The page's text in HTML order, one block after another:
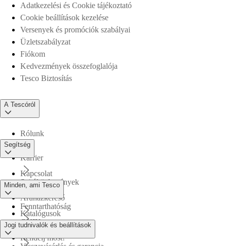
Adatkezelési és Cookie tájékoztató
Cookie beállítások kezelése
Versenyek és promóciók szabályai
Üzletszabályzat
Fiókom
Kedvezmények összefoglalója
Tesco Biztosítás
A Tescóról
Rólunk
Karrier
Sajtóközlemények
Fenntarthatóság
Segítség
Kapcsolat
Áruházkereső
GYIK
Minden, ami Tesco
Katalógusok
Rendelj most!
Jogi tudnivalók és beállítások